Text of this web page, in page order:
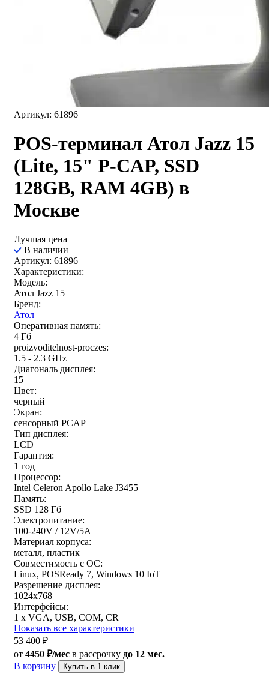
Артикул: 61896
POS-терминал Атол Jazz 15
(Lite, 15" P-CAP, SSD
128GB, RAM 4GB) в
Москве
Лучшая цена
В наличии
Артикул: 61896
Характеристики:
Модель:
Атол Jazz 15
Бренд:
Атол
Оперативная память:
4 Гб
proizvoditelnost-proczes:
1.5 - 2.3 GHz
Диагональ дисплея:
15
Цвет:
черный
Экран:
сенсорный PCAP
Тип дисплея:
LCD
Гарантия:
1 год
Процессор:
Intel Celeron Apollo Lake J3455
Память:
SSD 128 Гб
Электропитание:
100-240V / 12V/5A
Материал корпуса:
металл, пластик
Совместимость с ОС:
Linux, POSReady 7, Windows 10 IoT
Разрешение дисплея:
1024x768
Интерфейсы:
1 x VGA, USB, COM, CR
Показать все характеристики
53 400 ₽
от 4450 ₽/мес в рассрочку до 12 мес.
В корзину
Купить в 1 клик